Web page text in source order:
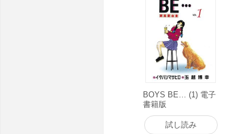
BOYS BE… (1) 電子
書籍版
試し読み